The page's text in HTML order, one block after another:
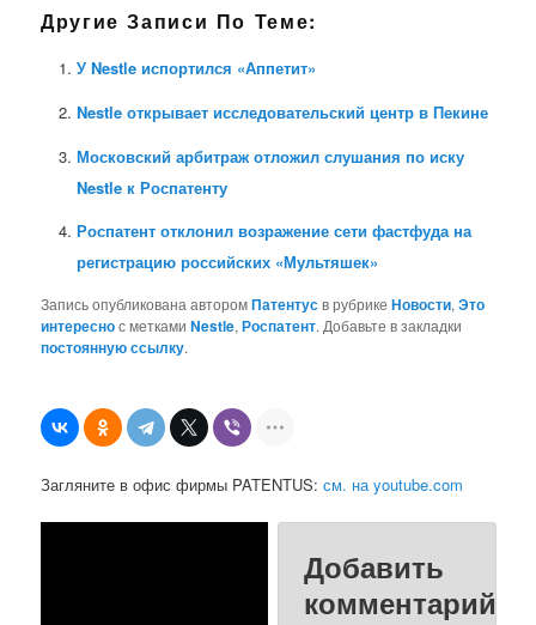
Другие Записи По Теме:
У Nestle испортился «Аппетит»
Nestle открывает исследовательский центр в Пекине
Московский арбитраж отложил слушания по иску
Nestle к Роспатенту
Роспатент отклонил возражение сети фастфуда на
регистрацию российских «Мультяшек»
Запись опубликована авторомПатентусв рубрикеНовости,Это
интереснос меткамиNestle,Роспатент. Добавьте в закладки
постоянную ссылку.
Загляните в офис фирмы PATENTUS:см. на youtube.com
Добавить
комментарий